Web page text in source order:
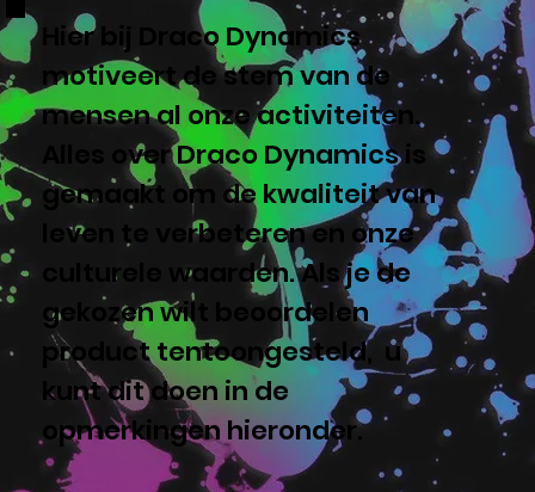
Hier bij Draco Dynamics
motiveert de stem van de
mensen al onze activiteiten.
Alles over Draco Dynamics is
gemaakt om de kwaliteit van
leven te verbeteren en onze
culturele waarden. Als je de
gekozen wilt beoordelen
product tentoongesteld, u
kunt dit doen in de
opmerkingen hieronder.